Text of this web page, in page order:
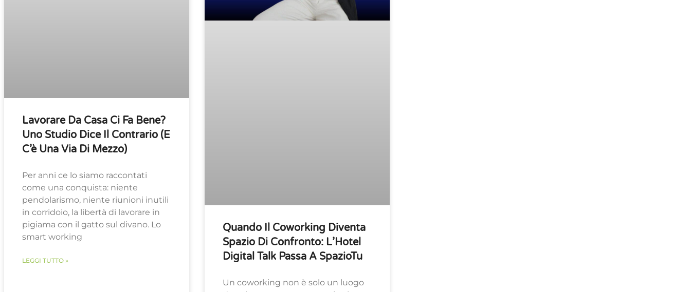
Lavorare Da Casa Ci Fa Bene?
Uno Studio Dice Il Contrario (e
C’è Una Via Di Mezzo)
Per anni ce lo siamo raccontati
come una conquista: niente
pendolarismo, niente riunioni inutili
in corridoio, la libertà di lavorare in
pigiama con il gatto sul divano. Lo
smart working
LEGGI TUTTO »
Quando Il Coworking Diventa
Spazio Di Confronto: L’Hotel
Digital Talk Passa A SpazioTu
Un coworking non è solo un luogo